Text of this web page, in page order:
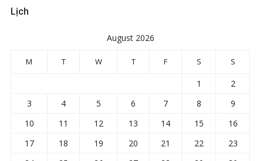
Lịch
August 2026
M T W T F S S
1
2
3
4 5 6 7 8
9
10
11 12 13 14 15
16
17
18 19 20 21 22
23